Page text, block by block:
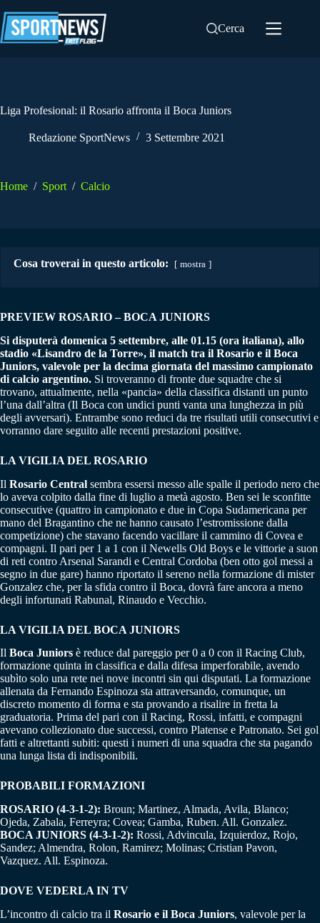
al
contenuto
Cerca
Liga Profesional: il Rosario affronta il Boca Juniors
Redazione SportNews 3 Settembre 2021
Home / Sport / Calcio
Cosa troverai in questo articolo: mostra
PREVIEW ROSARIO – BOCA JUNIORS
Si disputerà domenica 5 settembre, alle 01.15 (ora italiana), allo
stadio «Lisandro de la Torre», il match tra il Rosario e il Boca
Juniors, valevole per la decima giornata del massimo campionato
di calcio argentino. Si troveranno di fronte due squadre che si
trovano, attualmente, nella «pancia» della classifica distanti un punto
l’una dall’altra (Il Boca con undici punti vanta una lunghezza in più
degli avversari). Entrambe sono reduci da tre risultati utili consecutivi e
vorranno dare seguito alle recenti prestazioni positive.
LA VIGILIA DEL ROSARIO
Il Rosario Central sembra essersi messo alle spalle il periodo nero che
lo aveva colpito dalla fine di luglio a metà agosto. Ben sei le sconfitte
consecutive (quattro in campionato e due in Copa Sudamericana per
mano del Bragantino che ne hanno causato l’estromissione dalla
competizione) che stavano facendo vacillare il cammino di Covea e
compagni. Il pari per 1 a 1 con il Newells Old Boys e le vittorie a suon
di reti contro Arsenal Sarandi e Central Cordoba (ben otto gol messi a
segno in due gare) hanno riportato il sereno nella formazione di mister
Gonzalez che, per la sfida contro il Boca, dovrà fare ancora a meno
degli infortunati Rabunal, Rinaudo e Vecchio.
LA VIGILIA DEL BOCA JUNIORS
Il Boca Juniors è reduce dal pareggio per 0 a 0 con il Racing Club,
formazione quinta in classifica e dalla difesa imperforabile, avendo
subìto solo una rete nei nove incontri sin qui disputati. La formazione
allenata da Fernando Espinoza sta attraversando, comunque, un
discreto momento di forma e sta provando a risalire in fretta la
graduatoria. Prima del pari con il Racing, Rossi, infatti, e compagni
avevano collezionato due successi, contro Platense e Patronato. Sei gol
fatti e altrettanti subiti: questi i numeri di una squadra che sta pagando
una lunga lista di indisponibili.
PROBABILI FORMAZIONI
ROSARIO (4-3-1-2): Broun; Martinez, Almada, Avila, Blanco;
Ojeda, Zabala, Ferreyra; Covea; Gamba, Ruben. All. Gonzalez.
BOCA JUNIORS (4-3-1-2): Rossi, Advincula, Izquierdoz, Rojo,
Sandez; Almendra, Rolon, Ramirez; Molinas; Cristian Pavon,
Vazquez. All. Espinoza.
DOVE VEDERLA IN TV
L’incontro di calcio tra il Rosario e il Boca Juniors, valevole per la